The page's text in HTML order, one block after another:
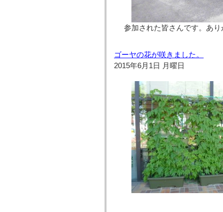
参加された皆さんです。あ
ゴーヤの花が咲きました。
2015年6月1日 月曜日